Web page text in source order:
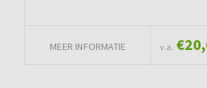
MEER INFORMATIE v.a.